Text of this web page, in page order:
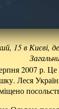
15 в Києві,
2007 р. Це
Леся